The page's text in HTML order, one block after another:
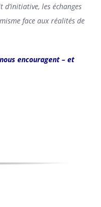
les échanges
face aux réalités de
encouragent – et